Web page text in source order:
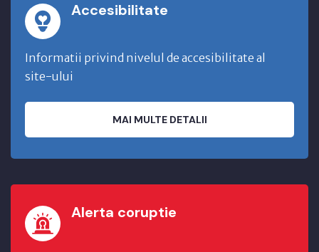
Accesibilitate
Informatii privind nivelul de accesibilitate al
site-ului
MAI MULTE DETALII
Alerta coruptie